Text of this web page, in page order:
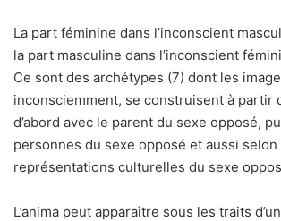
La part féminine dans l’inconscient
la part masculine dans l’inconscient
Ce sont des archétypes (7) dont les
inconsciemment, se construisent à partir
d’abord avec le parent du sexe opposé,
personnes du sexe opposé et aussi selon
représentations culturelles du sexe
L’anima peut apparaître sous les traits